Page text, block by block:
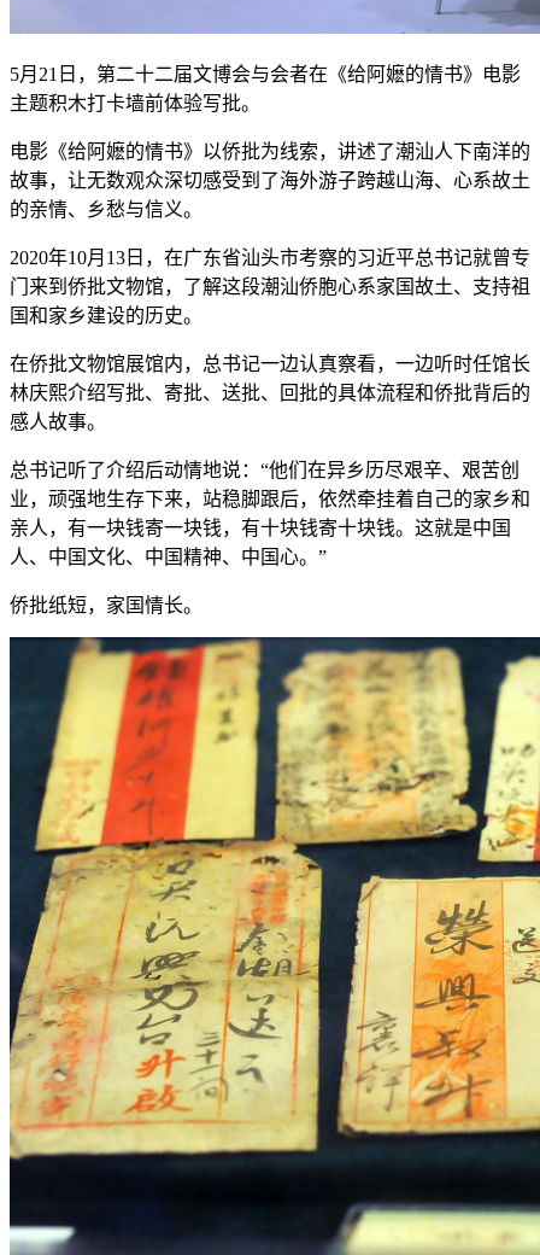
5月21日，第二十二届文博会与会者在《给阿嬷的情书》电影
主题积木打卡墙前体验写批。
电影《给阿嬷的情书》以侨批为线索，讲述了潮汕人下南洋的
故事，让无数观众深切感受到了海外游子跨越山海、心系故土
的亲情、乡愁与信义。
2020年10月13日，在广东省汕头市考察的习近平总书记就曾专
门来到侨批文物馆，了解这段潮汕侨胞心系家国故土、支持祖
国和家乡建设的历史。
在侨批文物馆展馆内，总书记一边认真察看，一边听时任馆长
林庆熙介绍写批、寄批、送批、回批的具体流程和侨批背后的
感人故事。
总书记听了介绍后动情地说：“他们在异乡历尽艰辛、艰苦创
业，顽强地生存下来，站稳脚跟后，依然牵挂着自己的家乡和
亲人，有一块钱寄一块钱，有十块钱寄十块钱。这就是中国
人、中国文化、中国精神、中国心。”
侨批纸短，家国情长。